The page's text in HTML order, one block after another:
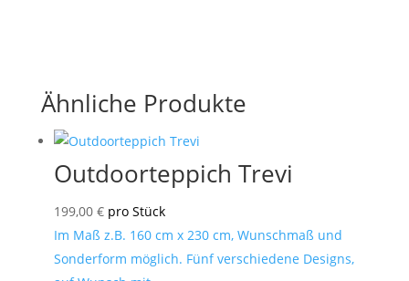
Ähnliche Produkte
Outdoorteppich Trevi
199,00 € pro Stück
Im Maß z.B. 160 cm x 230 cm, Wunschmaß und
Sonderform möglich. Fünf verschiedene Designs,